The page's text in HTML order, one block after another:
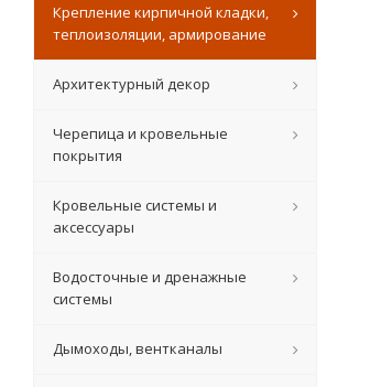
Крепление кирпичной кладки,
теплоизоляции, армирование
Архитектурный декор
Черепица и кровельные
покрытия
Кровельные системы и
аксессуары
Водосточные и дренажные
системы
Дымоходы, вентканалы